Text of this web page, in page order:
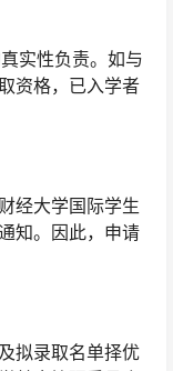
实性负责。如与
资格，已入学者
经大学国际学生
知。因此，申请
拟录取名单择优